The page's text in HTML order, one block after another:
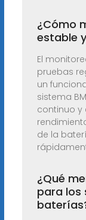
¿Cómo
estable
El
pruebas
un
sistema
continuo y
de la
¿Qué
para los